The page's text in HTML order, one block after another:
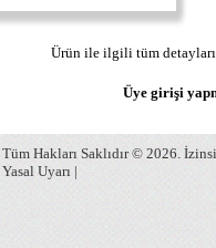
Ürün ile ilgili tüm
Üye girişi
Tüm Hakları Saklıdır © 2026.
Yasal Uyarı|